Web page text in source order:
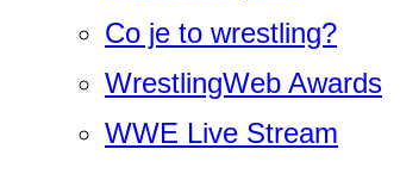
Co je to wrestling?
WrestlingWeb Awards
WWE Live Stream